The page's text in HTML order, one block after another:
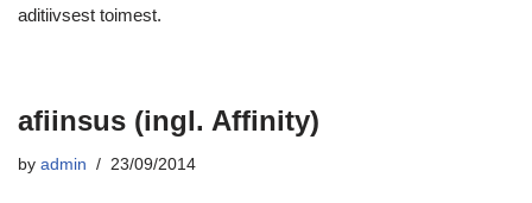
aditiivsest toimest.
afiinsus (ingl. Affinity)
by admin 23/09/2014